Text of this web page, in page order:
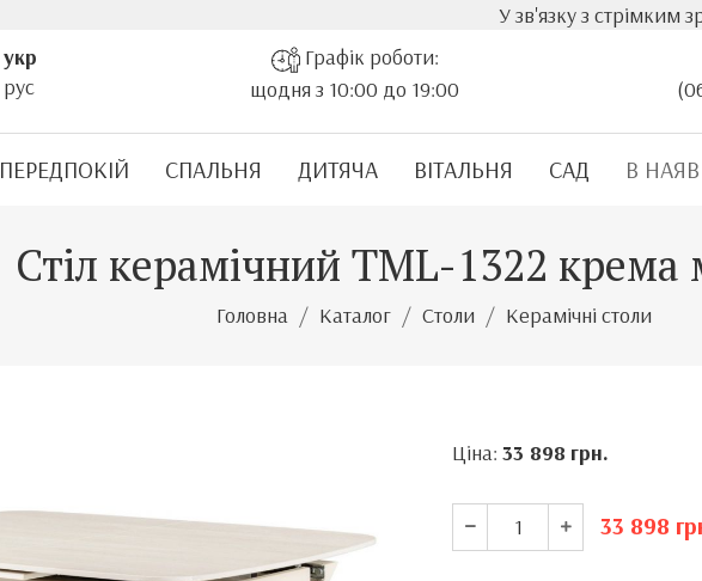
У зв'язку з стрімким зростанням
укр
рус
Графік роботи:
щодня з 10:00 до 19:00
ПЕРЕДПОКІЙ СПАЛЬНЯ ДИТЯЧА ВІТАЛЬНЯ САД В
Стіл керамічний TML-1322 крема
Головна Каталог Столи Керамічні столи
Ціна: 33 898 грн.
33 898